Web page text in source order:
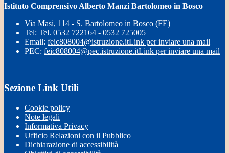
Istituto Comprensivo Alberto Manzi Bartolomeo in Bosco
Via Masi, 114 - S. Bartolomeo in Bosco (FE)
Tel: Tel. 0532 722164 - 0532 725005
Email: feic808004@istruzione.itLink per inviare una mail
PEC: feic808004@pec.istruzione.itLink per inviare una mail
Sezione Link Utili
Cookie policy
Note legali
Informativa Privacy
Ufficio Relazioni con il Pubblico
Dichiarazione di accessibilità